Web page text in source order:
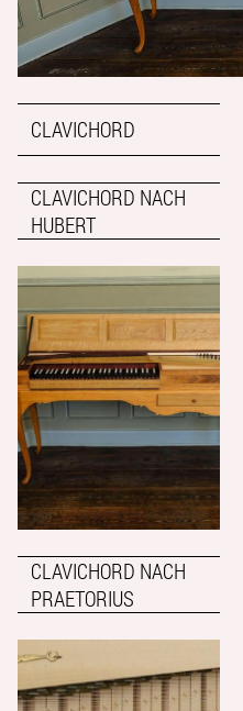
CLAVICHORD
CLAVICHORD NACH
HUBERT
CLAVICHORD NACH
PRAETORIUS